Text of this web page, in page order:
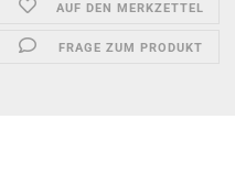
AUF DEN MERKZETTEL
FRAGE ZUM PRODUKT